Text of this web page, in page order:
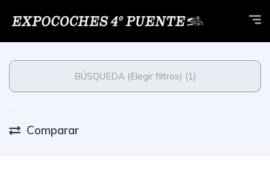
BÚSQUEDA (Elegir filtros) (1)
Comparar